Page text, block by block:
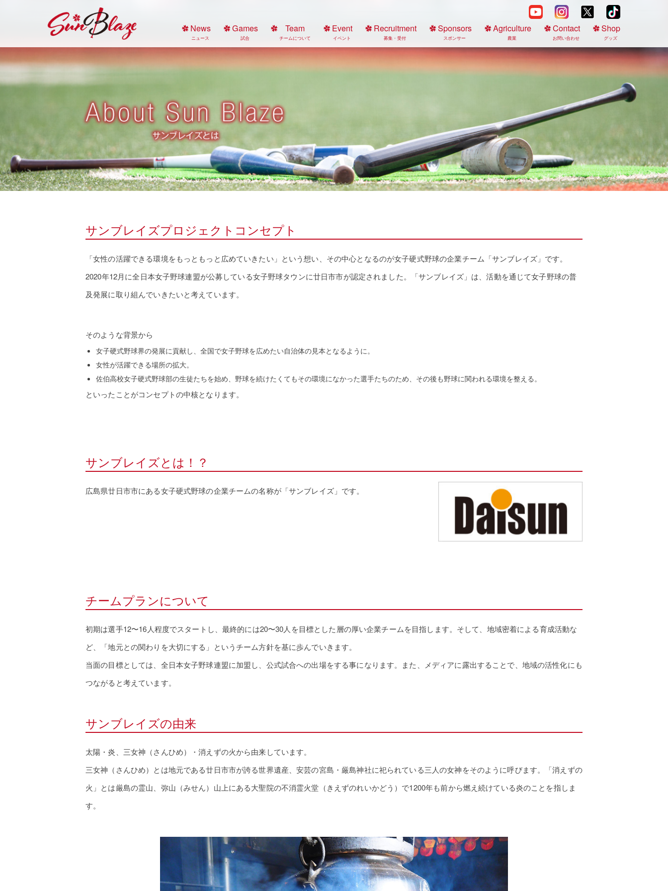
News
ニュース
Games
試合
Team
チームについて
Event
イベント
Recruitment
募集・受付
Sponsors
スポンサー
Agriculture
農業
Contact
お問い合わせ
Shop
グッズ
サンブレイズプロジェクトコンセプト
「女性の活躍できる環境をもっともっと広めていきたい」という想い、その中心となるのが女子硬式野球の企業チーム「サンブレイズ」です。
2020年12月に全日本女子野球連盟が公募している女子野球タウンに廿日市市が認定されました。「サンブレイズ」は、活動を通じて女子野球の普
及発展に取り組んでいきたいと考えています。
そのような背景から
女子硬式野球界の発展に貢献し、全国で女子野球を広めたい自治体の見本となるように。
女性が活躍できる場所の拡大。
佐伯高校女子硬式野球部の生徒たちを始め、野球を続けたくてもその環境になかった選手たちのため、その後も野球に関われる環境を整える。
といったことがコンセプトの中核となります。
サンブレイズとは！？
広島県廿日市市にある女子硬式野球の企業チームの名称が「サンブレイズ」です。
チームプランについて
初期は選手12〜16人程度でスタートし、最終的には20〜30人を目標とした層の厚い企業チームを目指します。そして、地域密着による育成活動な
ど、「地元との関わりを大切にする」というチーム方針を基に歩んでいきます。
当面の目標としては、全日本女子野球連盟に加盟し、公式試合への出場をする事になります。また、メディアに露出することで、地域の活性化にも
つながると考えています。
サンブレイズの由来
太陽・炎、三女神（さんひめ）・消えずの火から由来しています。
三女神（さんひめ）とは地元である廿日市市が誇る世界遺産、安芸の宮島・厳島神社に祀られている三人の女神をそのように呼びます。「消えずの
火」とは厳島の霊山、弥山（みせん）山上にある大聖院の不消霊火堂（きえずのれいかどう）で1200年も前から燃え続けている炎のことを指しま
す。